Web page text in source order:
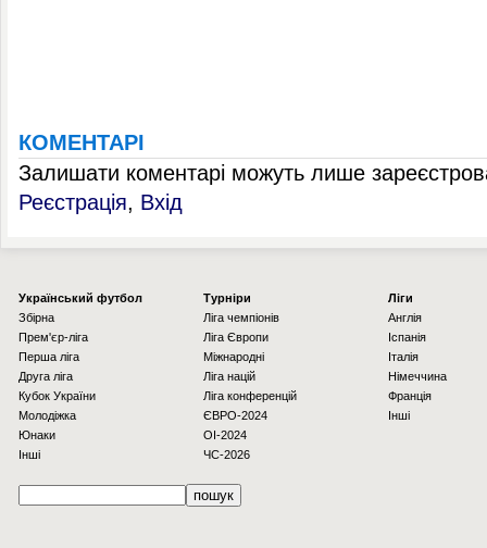
КОМЕНТАРІ
Залишати коментарі можуть лише
Реєстрація, Вхід
Українcький футбол
Збірна
Прем'єр-ліга
Перша ліга
Друга ліга
Кубок України
Молодіжка
Юнаки
Інші
Турніри
Ліга чемпіонів
Ліга Європи
Міжнародні
Ліга націй
Ліга конференцій
ЄВРО-2024
OI-2024
ЧС-2026
Ліги
Англія
Іспанія
Італія
Німеччина
Франція
Інші